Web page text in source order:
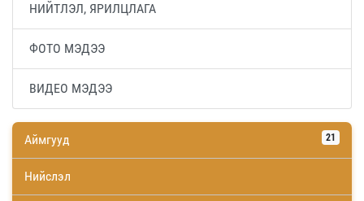
НИЙТЛЭЛ, ЯРИЛЦЛАГА
ФОТО МЭДЭЭ
ВИДЕО МЭДЭЭ
Аймгууд 21
Нийслэл